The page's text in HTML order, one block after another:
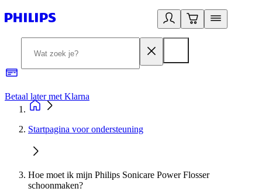
Betaal later met Klarna
Startpagina voor ondersteuning
Hoe moet ik mijn Philips Sonicare Power Flosser
schoonmaken?